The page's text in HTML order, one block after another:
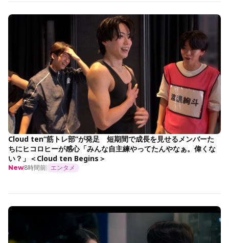
Cloud ten“筋トレ部”が発足 短期間で成長を見せるメンバーた
ちにヒコロヒーが感心「みんな自主練やってたんやなぁ。偉くな
い？」＜Cloud ten Begins＞
New8時間前 エンタメ